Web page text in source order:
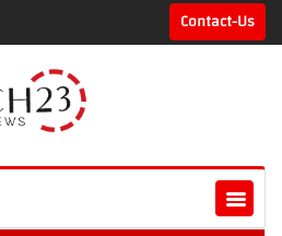
Contact-Us